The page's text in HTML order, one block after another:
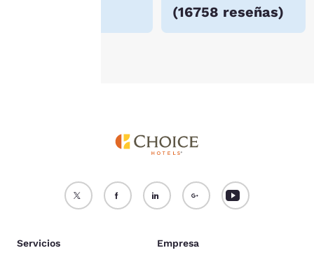
(16758 reseñas)
Aceptar todas las cookies Rechazar todas las
Servicios Empresa